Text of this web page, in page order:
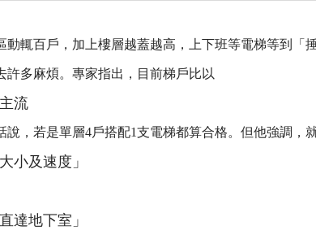
動輒百戶，加上樓層越蓋越高，上下班等電梯等到「
許多麻煩。專家指出，目前梯戶比以
流
說，若是單層4戶搭配1支電梯都算合格。但他強調，
小及速度」
達地下室」